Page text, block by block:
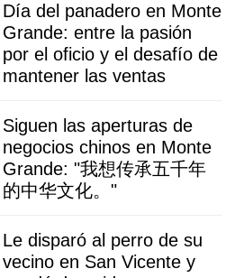
Día del panadero en Monte
Grande: entre la pasión
por el oficio y el desafío de
mantener las ventas
Siguen las aperturas de
negocios chinos en Monte
Grande: "我想传承五千年
的中华文化。"
Le disparó al perro de su
vecino en San Vicente y